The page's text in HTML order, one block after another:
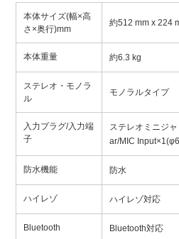
本体サイズ(幅×高
さ×奥行)mm
約512 mm x 224
本体重量 約6.3 kg
ステレオ・モノラ
ル
モノラルタイプ
入力プラグ/入力端
子
ステレオミニジ
ar/MIC
防水機能 防水
ハイレゾ ハイレゾ対応
Bluetooth Bluetooth対応